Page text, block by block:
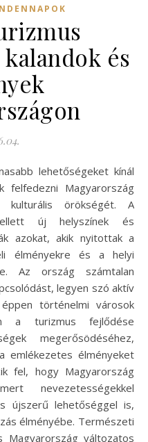
és
felfedezni Magyarország
örökségét. A
új helyszínek és
azokat, akik nyitottak a
élményekre és a helyi
Az ország számtalan
legyen szó aktív
történelmi városok
a turizmus fejlődése
megerősödéséhez,
emlékezetes élményeket
fel, hogy Magyarország
nevezetességekkel
újszerű lehetőséggel is,
élményébe. Természeti
Magyarország változatos